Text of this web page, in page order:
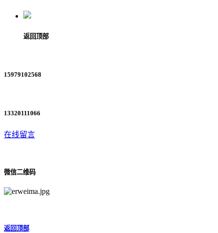
返回顶部
15979102568
13320111066
在线留言
微信二维码
返回顶部